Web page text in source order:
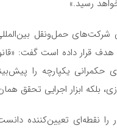
رسید.»
حمل‌ونقل بین‌المللی
هدف قرار داده است گفت:
حکمرانی یکپارچه را
بلکه ابزار اجرایی تحقق
نقطه‌ای تعیین‌کننده